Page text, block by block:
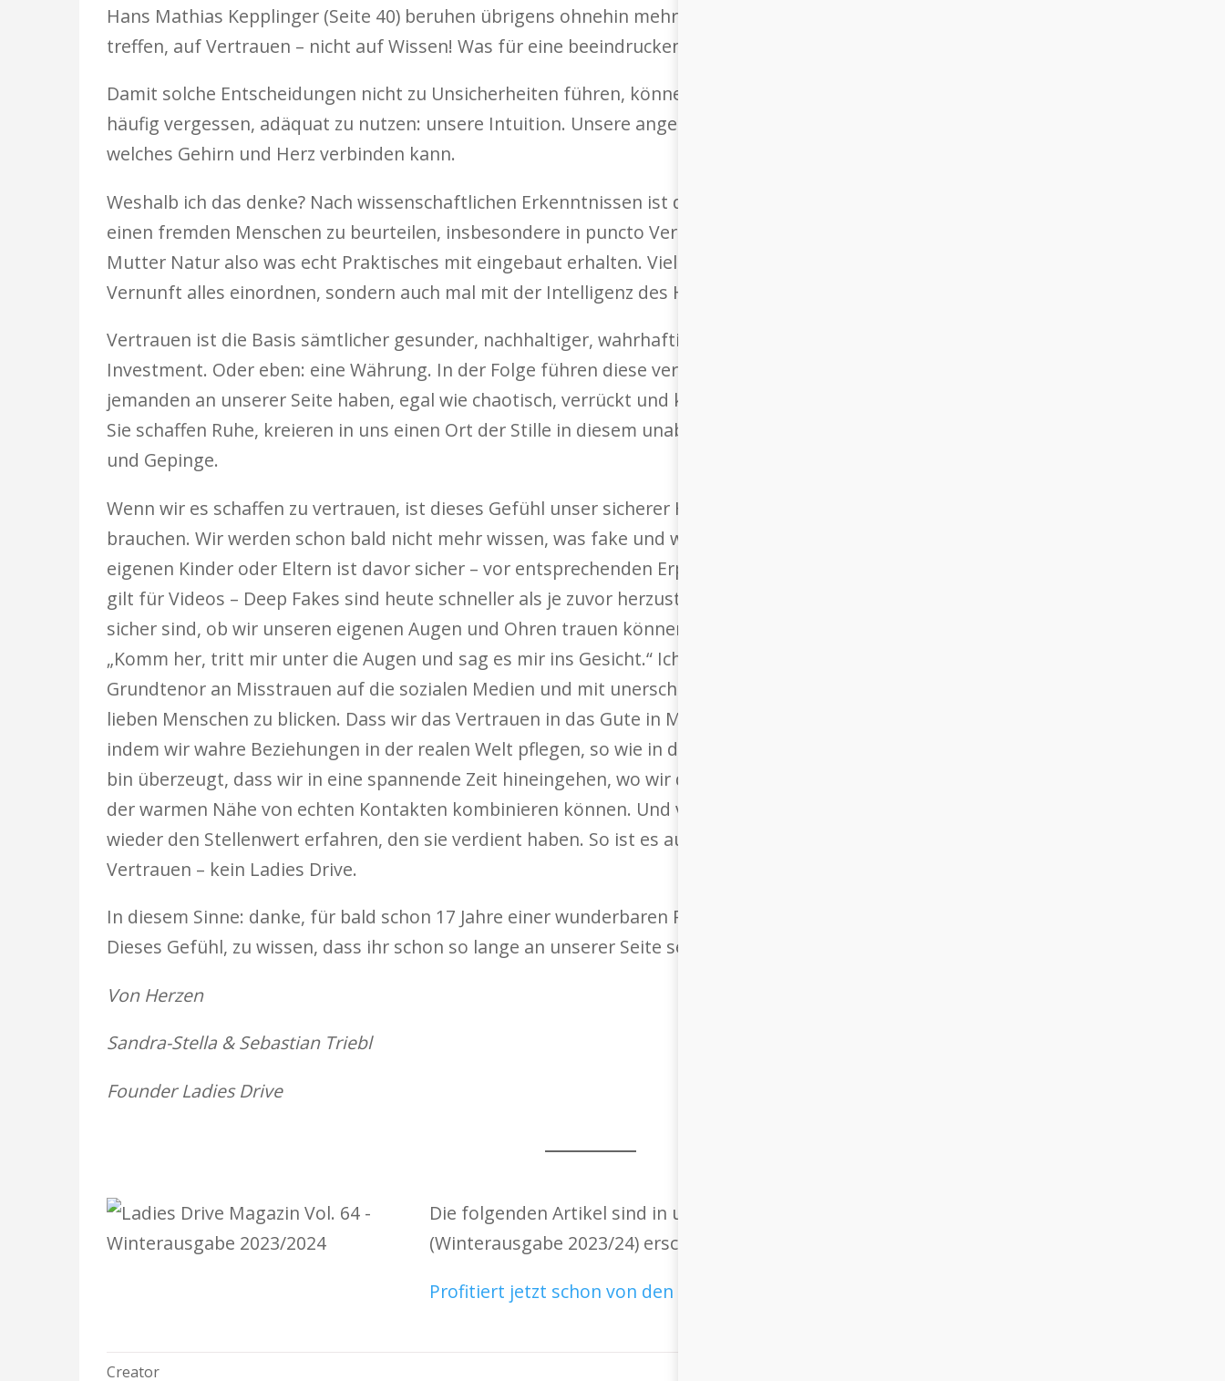
Hans Mathias Kepplinger (Seite 40) beruhen übrigens ohnehin mehr als 90 Prozent aller Entscheidungen, die wir
treffen, auf Vertrauen – nicht auf Wissen! Was für eine beeindruckende Zahl! Nun – was können wir tun?
Damit solche Entscheidungen nicht zu Unsicherheiten führen, können wir uns etwas zu Hilfe nehmen, was wir
häufig vergessen, adäquat zu nutzen: unsere In­­­tuition. Unsere angeborene Zusatz-Intelligenz. Das Bauchgefühl,
welches Gehirn und Herz verbinden kann.
Weshalb ich das denke? Nach wissenschaftlichen Erkenntnissen ist der Mensch in der Lage, innert Millisekunden
einen fremden Menschen zu beurteilen, insbesondere in puncto Vertrauenswürdigkeit. Eigentlich haben wir von
Mutter Natur also was echt Praktisches mit eingebaut erhalten. Vielleicht sollten wir nicht immer nur mit der
Vernunft alles einordnen, sondern auch mal mit der Intelligenz des Herzens.
Vertrauen ist die Basis sämtlicher gesunder, nachhaltiger, wahrhaftiger Beziehungen. Es ist demnach ein Asset. Ein
Investment. Oder eben: eine Währung. In der Folge führen diese vertrauensvollen Beziehungen dazu, dass wir
jemanden an unserer Seite haben, egal wie chaotisch, verrückt und komplex die Welt da draussen auch sein möge.
Sie schaffen Ruhe, kreieren in uns einen Ort der Stille in diesem unablässigen Surren, Summen, Getose, Gerede
und Gepinge.
Wenn wir es schaffen zu vertrauen, ist dieses Gefühl unser sicherer Hafen. Und den werden wir bitternötig
brauchen. Wir werden schon bald nicht mehr wissen, was fake und was echt ist. Nicht mal mehr die Stimme der
eigenen Kinder oder Eltern ist davor sicher – vor entsprechenden Erpressungen warnt die Polizei bereits. Dasselbe
gilt für Videos – Deep Fakes sind heute schneller als je zuvor herzustellen. Was machen wir, wenn wir nicht mehr
sicher sind, ob wir unseren eigenen Augen und Ohren trauen können? Wir rufen die Person an. Und sagen ihr:
„Komm her, tritt mir unter die Augen und sag es mir ins Gesicht.“ Ich hoffe, dass wir lernen werden, mit einem
Grundtenor an Misstrauen auf die sozialen Medien und mit unerschütterlichem Urvertrauen in das Gesicht eines
lieben Menschen zu blicken. Dass wir das Vertrauen in das Gute in Menschen nicht verlieren. Das gelingt uns nur,
indem wir wahre Beziehungen in der realen Welt pflegen, so wie in der Ära vor Social Media und dem Internet. Ich
bin überzeugt, dass wir in eine spannende Zeit hineingehen, wo wir die Vorteile des Verbundenseins im Netz mit
der warmen Nähe von echten Kontakten kombinieren können. Und vor allem, wo Communities, Gemeinschaften,
wieder den Stellenwert erfahren, den sie verdient haben. So ist es auch in unserer „Business Sisterhood“. Ohne
Vertrauen – kein Ladies Drive.
In diesem Sinne: danke, für bald schon 17 Jahre einer wunderbaren Reise mit euch. Und danke für euer Vertrauen.
Dieses Gefühl, zu wissen, dass ihr schon so lange an unserer Seite seid, ist wahrlich: magisch.
Von Herzen
Sandra-Stella & Sebastian Triebl
Founder Ladies Drive
Die folgenden Artikel sind in unserem Printmagazin Ladies Drive No 64
(Winterausgabe 2023/24) erschienen.
Profitiert jetzt schon von den Vorteilen als Abonnentin und Abonnent!
Creator